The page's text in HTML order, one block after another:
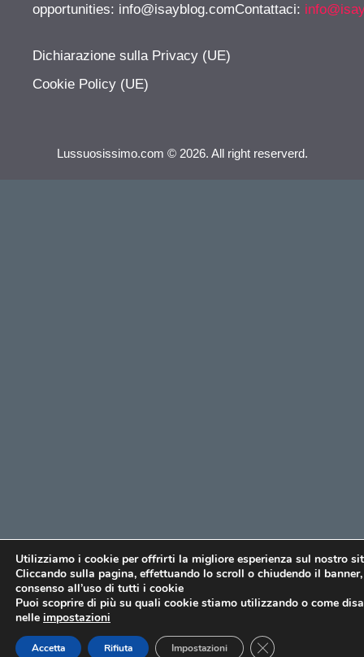
opportunities: info@isayblog.comContattaci:
Dichiarazione sulla Privacy (UE)
Cookie Policy (UE)
Lussuosissimo.com © 2026. All right reserverd.
Utilizziamo i cookie per offrirti la migliore esperienza sul nostro
Cliccando sulla pagina, effettuando lo scroll o chiudendo il
consenso all’uso di tutti i cookie
Puoi scoprire di più su quali cookie stiamo utilizzando o come
nelle impostazioni
Accetta Rifiuta Impostazioni CLOSE GDPR